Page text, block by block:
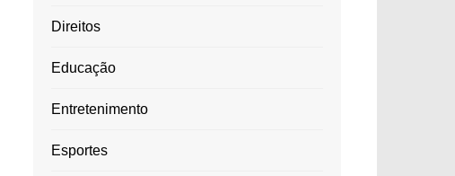
Direitos
Educação
Entretenimento
Esportes